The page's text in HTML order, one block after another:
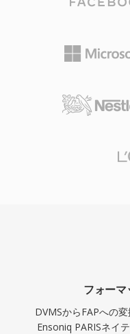
フォー
DVMSからFAPへの
Ensoniq PARISネイ